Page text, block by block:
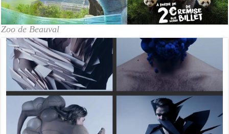
Zoo de Beauval